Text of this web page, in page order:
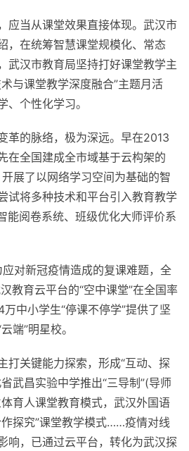
应当从课堂效果直接体现。武汉市
，在统筹智慧课堂规模化、常态
武汉市教育局坚持打好课堂教学主
与课堂教学深度融合”主题月活
、个性化学习。
革的脉络，极为深远。早在2013
在全国建成全市域基于云构架的
展了以网络学习空间为基础的智
试将多种技术和平台引入教育教学
能阅卷系统、班级优化大师评价系
对新冠疫情造成的复课难题，全
教育云平台的“空中课堂”在全国率
中小学生“停课不停学”提供了坚
端”明星校。
打关键能力探索，形成“互动、探
武昌实验中学推出“三导制”(导师
育人课堂教育模式，武汉外国语
探究”课堂教学模式……疫情对线
响，已通过云平台，转化为武汉探